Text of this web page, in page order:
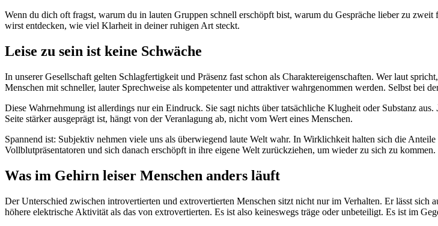
Wenn du dich oft fragst, warum du in lauten Gruppen schnell erschöpft bist, warum du Gespräche lieber zu
wirst entdecken, wie viel Klarheit in deiner ruhigen Art steckt.
Leise zu sein ist keine Schwäche
In unserer Gesellschaft gelten Schlagfertigkeit und Präsenz fast schon als Charaktereigenschaften. Wer laut
Menschen mit schneller, lauter Sprechweise als kompetenter und attraktiver wahrgenommen werden. Selbst bei
Diese Wahrnehmung ist allerdings nur ein Eindruck. Sie sagt nichts über tatsächliche Klugheit oder Substanz aus.
Seite stärker ausgeprägt ist, hängt von der Veranlagung ab, nicht vom Wert eines Menschen.
Spannend ist: Subjektiv nehmen viele uns als überwiegend laute Welt wahr. In Wirklichkeit halten sich die
Vollblutpräsentatoren und sich danach erschöpft in ihre eigene Welt zurückziehen, um wieder zu sich zu kommen.
Was im Gehirn leiser Menschen anders läuft
Der Unterschied zwischen introvertierten und extrovertierten Menschen sitzt nicht nur im Verhalten. Er lässt sich
höhere elektrische Aktivität als das von extrovertierten. Es ist also keineswegs träge oder unbeteiligt. Es ist im